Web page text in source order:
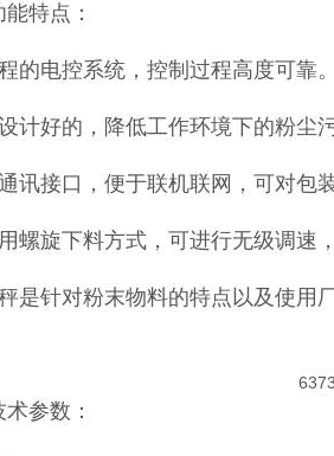
能特点：
的电控系统，控制过程高度可靠。
计好的，降低工作环境下的粉尘污
讯接口，便于联机联网，可对包
螺旋下料方式，可进行无级调速
是针对粉末物料的特点以及使用
术参数：